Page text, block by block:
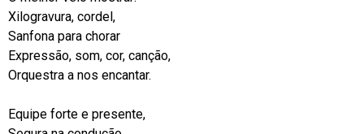
Xilogravura, cordel,
Sanfona para chorar
Expressão, som, cor, canção,
Orquestra a nos encantar.
Equipe forte e presente,